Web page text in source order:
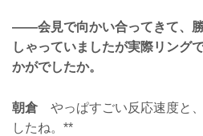
——会見で向かい合ってきて、
しゃっていましたが実際リング
かがでしたか。
朝倉やっぱすごい反応速度と
したね。**